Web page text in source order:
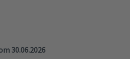
30.06.2026